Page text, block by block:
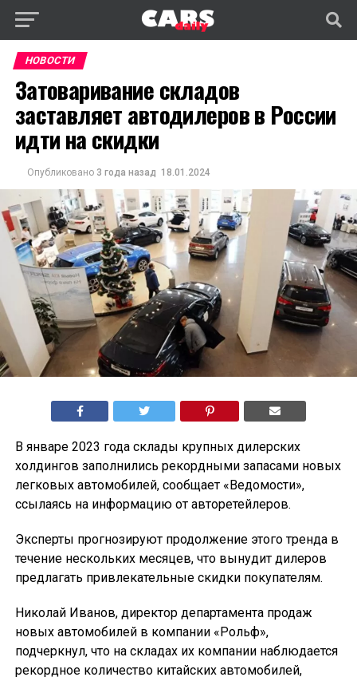
НОВОСТИ
Затоваривание складов
заставляет автодилеров в России
идти на скидки
Опубликовано 3 года назад 18.01.2024
В январе 2023 года склады крупных дилерских
холдингов заполнились рекордными запасами новых
легковых автомобилей, сообщает «Ведомости»,
ссылаясь на информацию от авторетейлеров.
Эксперты прогнозируют продолжение этого тренда в
течение нескольких месяцев, что вынудит дилеров
предлагать привлекательные скидки покупателям.
Николай Иванов, директор департамента продаж
новых автомобилей в компании «Рольф»,
подчеркнул, что на складах их компании наблюдается
рекордное количество китайских автомобилей,